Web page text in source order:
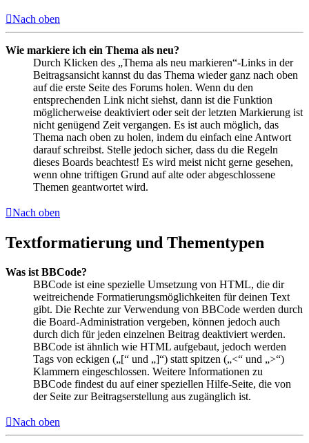
Nach oben
Wie markiere ich ein Thema als neu?
Durch Klicken des „Thema als neu markieren“-Links in der
Beitragsansicht kannst du das Thema wieder ganz nach oben
auf die erste Seite des Forums holen. Wenn du den
entsprechenden Link nicht siehst, dann ist die Funktion
möglicherweise deaktiviert oder seit der letzten Markierung ist
nicht genügend Zeit vergangen. Es ist auch möglich, das
Thema nach oben zu holen, indem du einfach eine Antwort
darauf schreibst. Stelle jedoch sicher, dass du die Regeln
dieses Boards beachtest! Es wird meist nicht gerne gesehen,
wenn ohne triftigen Grund auf alte oder abgeschlossene
Themen geantwortet wird.
Nach oben
Textformatierung und Thementypen
Was ist BBCode?
BBCode ist eine spezielle Umsetzung von HTML, die dir
weitreichende Formatierungsmöglichkeiten für deinen Text
gibt. Die Rechte zur Verwendung von BBCode werden durch
die Board-Administration vergeben, können jedoch auch
durch dich für jeden einzelnen Beitrag deaktiviert werden.
BBCode ist ähnlich wie HTML aufgebaut, jedoch werden
Tags von eckigen („[“ und „]“) statt spitzen („<“ und „>“)
Klammern eingeschlossen. Weitere Informationen zu
BBCode findest du auf einer speziellen Hilfe-Seite, die von
der Seite zur Beitragserstellung aus zugänglich ist.
Nach oben